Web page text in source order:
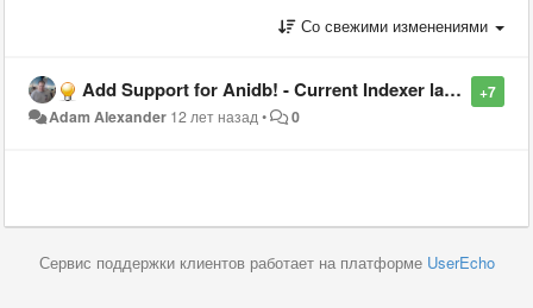
Со свежими изменениями
+7
Add Support for Anidb! - Current Indexer lacks support for MANY Shows.
Adam Alexander 12 лет назад• 0
Сервис поддержки клиентов работает на платформе UserEcho